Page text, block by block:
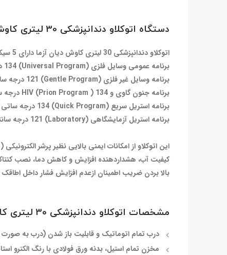
دستگاه اتوکلاو دندانپزشکی 30 لیتری کاوش دیان آزما:
اتوکلاو دندانپزشکی 30 لیتری کاوش دیان آزما دارای 5 سیکل کاری زیر می باشد:
برنامه عمومی وسایل فلزی (Universal Program) 134 درجه ساتی گراد
برنامه وسایل غیر فلزی (Gentle Program) 121 درجه ساتی گراد
برنامه جنون گاوی و HIV (Prion Program ) 134 درجه ساتی گراد
برنامه استریل سریع (Quick Program) 134 درجه ساتی گراد
برنامه استریل آزمایشگاهی (Laboratory) 121 درجه سانتی گراد
این اتوکلاو از امکانات ایمنی بالایی نظیر پرشر
کیفیت آب، هشداردهنده افزایش و کاهش دما، نصب
بالا بردن ضریب اطمینان ازعدم افزایش فشار داخل
مشخصات اتوکلاو دندانپزشکی 30 لیتری کاوش دیان آزما:
درب تمام اتوماتیک و قابلیت باز شدن (درب به
مخزن تمام استیل، بدنه ورق فولادی با رنگ الکترو